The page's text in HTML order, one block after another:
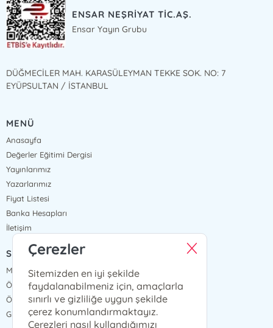
ENSAR NEŞRİYAT TİC.AŞ.
Ensar Yayın Grubu
DÜĞMECİLER MAH. KARASÜLEYMAN TEKKE SOK. NO: 7
EYÜPSULTAN / İSTANBUL
MENÜ
Anasayfa
Değerler Eğitimi Dergisi
Yayınlarımız
Yazarlarımız
Fiyat Listesi
Banka Hesapları
İletişim
SÖZLEŞMELER
Mesafeli Satış Sözleşmesi
Ön Bilgilendirme Formu
Ödeme ve Teslimat
Gizlilik ve Güvenlik
Çerezler
Sitemizden en iyi şekilde
faydalanabilmeniz için, amaçlarla
sınırlı ve gizliliğe uygun şekilde
çerez konumlandırmaktayız.
Çerezleri nasıl kullandığımızı